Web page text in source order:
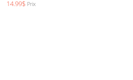
14.99$ Prix